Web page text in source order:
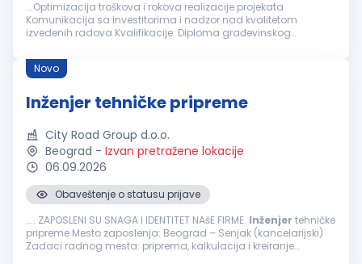
...Optimizacija troškova i rokova realizacije projekata
Komunikacija sa investitorima i nadzor nad kvalitetom
izvedenih radova Kvalifikacije: Diploma građevinskog
građevinarstva Iskustvo u radu na
Novo
Inženjer tehničke pripreme
City Road Group d.o.o.
Beograd - Izvan pretražene lokacije
06.09.2026
Obaveštenje o statusu prijave
.... ZAPOSLENI SU SNAGA I IDENTITET NAšE FIRME. Inženjer tehničke
pripreme Mesto zaposlenja: Beograd – Senjak (kancelarijski)
Zadaci radnog mesta: priprema, kalkulacija i kreiranje